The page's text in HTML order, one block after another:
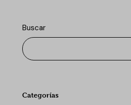
Buscar
Categorías